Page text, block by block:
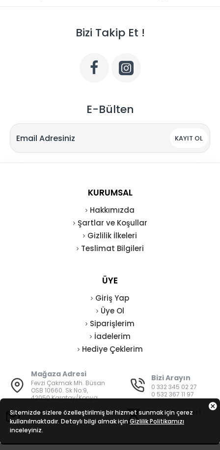
Bizi Takip Et !
E-Bülten
KAYIT OL
KURUMSAL
Hakkımızda
Şartlar ve Koşullar
Gizlilik İlkeleri
Teslimat Bilgileri
ÜYE
Giriş Yap
Üye Ol
Siparişlerim
İadelerim
Hediye Çeklerim
Mağaza Adresi
Fevzi Çakmak Mh. Büsan
OSB 10660. Sk No:9,
42050 Karatay/Konya
Bizi Arayın
0 332 345 02 27
0 532 367 11 97
E-Posta
bilgi@vatanisguvenligi.com
Mesai Saatleri
08:00 - 19:00
Sitemizde sizlere özelleştirilmiş bir hizmet sunmak için çerez
kullanılmaktadır. Detaylı bilgi almak için Gizlilik Politikamızı
inceleyiniz.